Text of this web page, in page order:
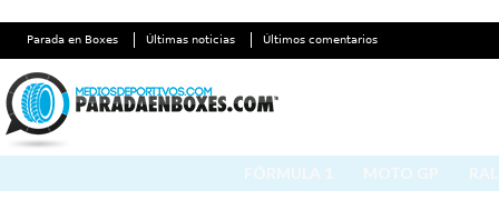
Parada en Boxes Últimas noticias Últimos comentarios